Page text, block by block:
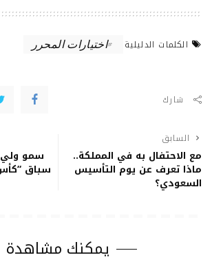
الكلمات الدليلية اختيارات المحرر
شارك
السابق
مع الاحتفال به في المملكة..
ماذا تعرف عن يوم التأسيس
السعودي؟
سمو
سباق
يمكنك مشاهدة